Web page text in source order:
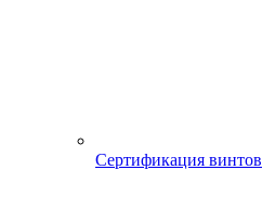
Сертификация винтов